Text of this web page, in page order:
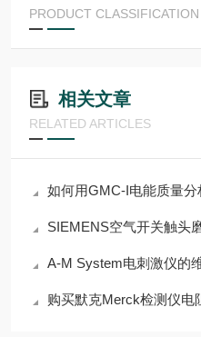
PRODUCT CLASSIFICATION
相关文章
RELATED ARTICLES
如何用GMC-I电能质量
SIEMENS空气开关触头
A-M System电刺激仪的维
购买默克Merck检测仪电